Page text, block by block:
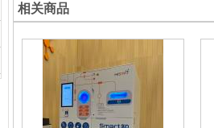
相关商品